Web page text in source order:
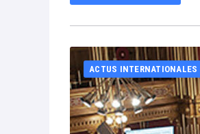
ACTUS INTERNATIONALES